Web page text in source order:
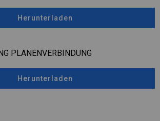
Herunterladen
PLANENVERBINDUNG
Herunterladen